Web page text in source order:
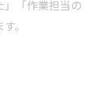
「作業担当の
。